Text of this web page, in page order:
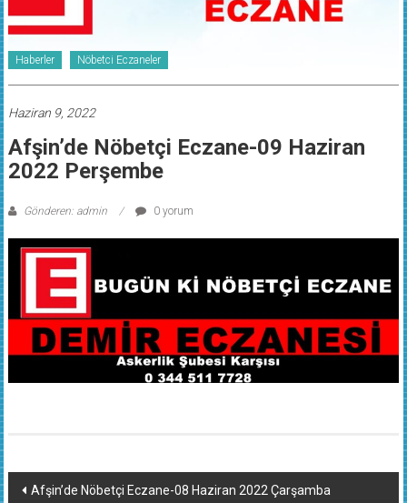
Haberler Nöbetci Eczaneler
Haziran 9, 2022
Afşin’de Nöbetçi Eczane-09 Haziran
2022 Perşembe
Gönderen: admin 0 yorum
Yazı
Afşin’de Nöbetçi Eczane-08 Haziran 2022 Çarşamba